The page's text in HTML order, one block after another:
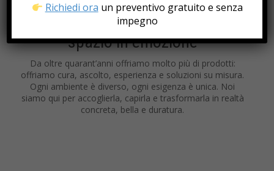
Soluzioni che trasformano ogni
spazio in emozione
Da oltre quarant’anni offriamo molto più di prodotti:
offriamo cura, ascolto, esperienza e soluzioni su misura.
Ogni ambiente è diverso, ogni esigenza è unica. Noi
siamo qui per accoglierla, capirla e trasformarla in realtà
concreta, bella e duratura.
Richiedi ora un preventivo gratuito e senza
impegno